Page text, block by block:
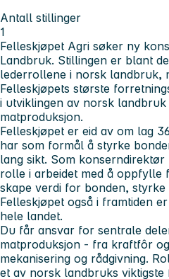
Antall stillinger
1
Felleskjøpet Agri søker ny
Landbruk. Stillingen er blant
lederrollene i norsk landbruk,
Felleskjøpets største
i utviklingen av norsk landbruk
matproduksjon.
Felleskjøpet er eid av om lag
har som formål å styrke
lang sikt. Som
rolle i arbeidet med å oppfylle
skape verdi for bonden,
Felleskjøpet også i framtiden
hele landet.
Du får ansvar for sentrale
matproduksjon - fra kraftfôr
mekanisering og rådgivning.
et av norsk landbruks